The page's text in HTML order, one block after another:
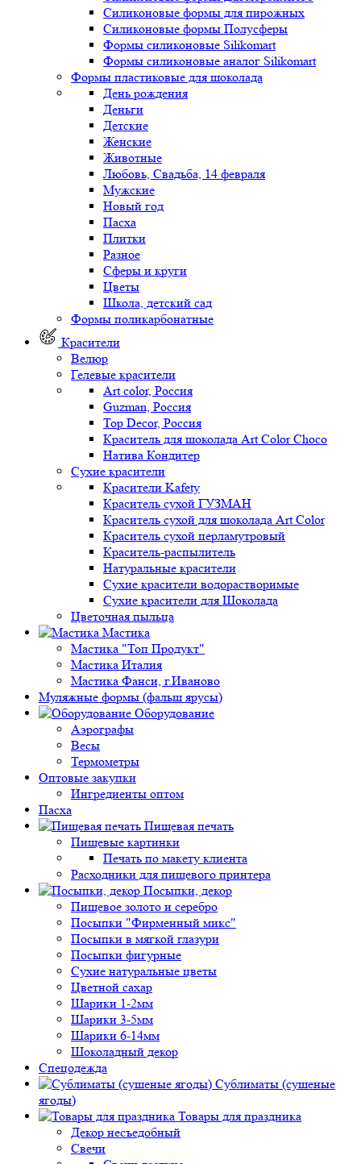
Силиконовые формы для пирожных
Силиконовые формы Полусферы
Формы силиконовые Silikomart
Формы силиконовые аналог Silikomart
Формы пластиковые для шоколада
День рождения
Деньги
Детские
Женские
Животные
Любовь, Свадьба, 14 февраля
Мужские
Новый год
Пасха
Плитки
Разное
Сферы и круги
Цветы
Школа, детский сад
Формы поликарбонатные
Красители
Велюр
Гелевые красители
Art color, Россия
Guzman, Россия
Top Decor, Россия
Краситель для шоколада Art Color Choco
Натива Кондитер
Сухие красители
Красители Kafety
Краситель сухой ГУЗМАН
Краситель сухой для шоколада Art Color
Краситель сухой перламутровый
Краситель-распылитель
Натуральные красители
Сухие красители водорастворимые
Сухие красители для Шоколада
Цветочная пыльца
Мастика
Мастика "Топ Продукт"
Мастика Италия
Мастика Фанси, г.Иваново
Муляжные формы (фальш ярусы)
Оборудование
Аэрографы
Весы
Термометры
Оптовые закупки
Ингредиенты оптом
Пасха
Пищевая печать
Пищевые картинки
Печать по макету клиента
Расходники для пищевого принтера
Посыпки, декор
Пищевое золото и серебро
Посыпки "Фирменный микс"
Посыпки в мягкой глазури
Посыпки фигурные
Сухие натуральные цветы
Цветной сахар
Шарики 1-2мм
Шарики 3-5мм
Шарики 6-14мм
Шоколадный декор
Спецодежда
Сублиматы (сушеные
ягоды)
Товары для праздника
Декор несъедобный
Свечи